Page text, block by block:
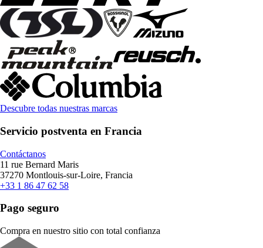
Descubre todas nuestras marcas
Servicio postventa en Francia
Contáctanos
11 rue Bernard Maris
37270 Montlouis-sur-Loire, Francia
+33 1 86 47 62 58
Pago seguro
Compra en nuestro sitio con total confianza